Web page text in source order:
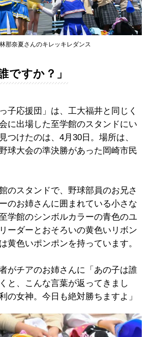
Video
那奈夏さんのキレッキレダンス
ですか？」
子応援団」は、工大福井と同じく
に出場した至学館のスタンドにい
つけたのは、4月30日。場所は、
球大会の準決勝があった岡崎市民
のスタンドで、野球部員のお兄さ
のお姉さんに囲まれている小さな
学館のシンボルカラーの青色のユ
ーダーとおそろいの黄色いリボン
黄色いポンポンを持っています。
がチアのお姉さんに「あの子は誰
と、こんな言葉が返ってきまし
の女神。今日も絶対勝ちますよ」